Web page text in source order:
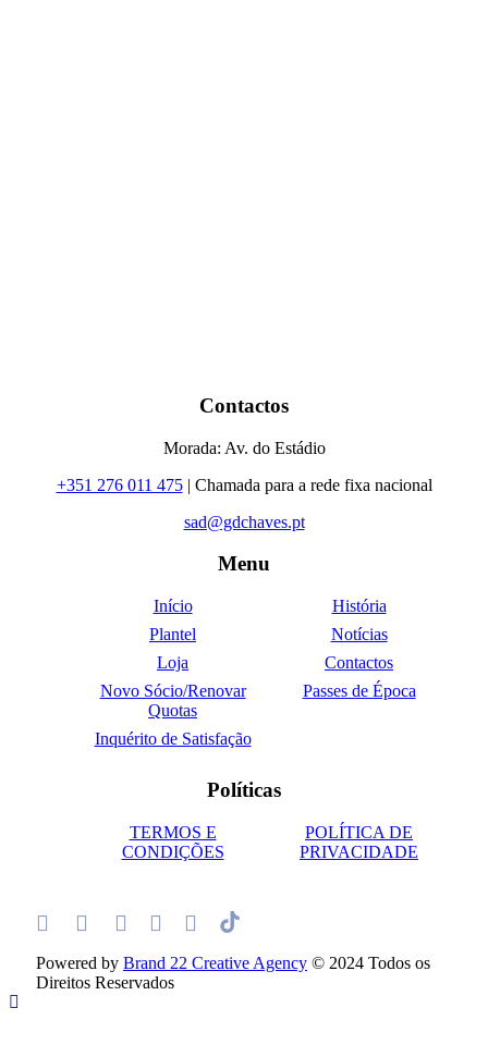
Contactos
Morada: Av. do Estádio
+351 276 011 475| Chamada para a rede fixa nacional
sad@gdchaves.pt
Menu
Início
História
Plantel
Notícias
Loja
Contactos
Novo Sócio/Renovar
Quotas
Passes de Época
Inquérito de Satisfação
Políticas
TERMOS E
CONDIÇÕES
POLÍTICA DE
PRIVACIDADE
Powered by Brand 22 Creative Agency © 2024 Todos os
Direitos Reservados